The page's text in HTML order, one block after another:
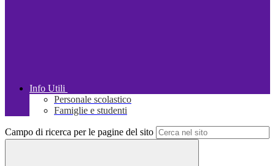
Info Utili
Personale scolastico
Famiglie e studenti
Campo di ricerca per le pagine del sito